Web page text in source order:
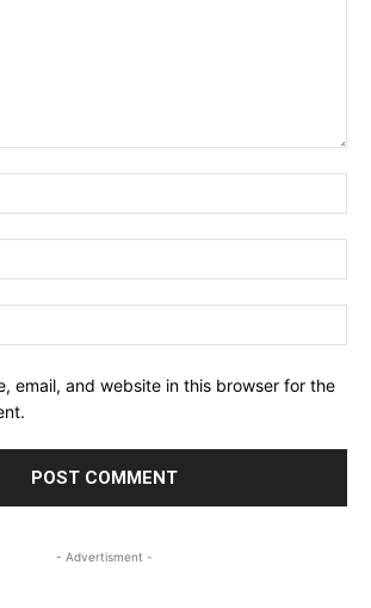
email, and website in this browser for the
- Advertisment -